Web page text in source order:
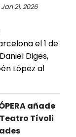
21, 2026
el 1 de
Diges,
López al
añade
Tívoli